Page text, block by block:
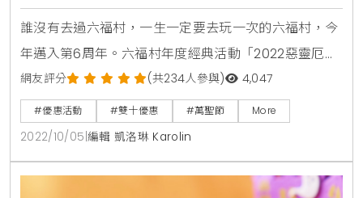
惠
誰沒有去過六福村，一生一定要去玩一次的六福村，今
年邁入第6周年。六福村年度經典活動「2022惡靈厄惡
墓碑鎮」，園區斥資百萬，以國際光雕技術打造夜間鬼
城沉浸式體驗，驚悚萬分的萬聖厄夜，只要膽子夠大、
想要夜闖墓碑鎮，六福村等您來挑戰。並且，六福村首
度與KKDAY聯合推出更快速的直達惡靈巴士「萬聖墓碑
特快車」，滿足更多遊客來到萬聖墓碑鎮一起瘋狂搞
網友評分 (共234人參與) 4,047
#優惠活動 #雙十優惠 #萬聖節 More
2022/10/05 編輯 凱洛琳 Karolin